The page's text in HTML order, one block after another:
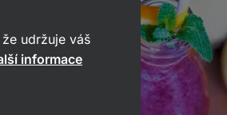
udržuje váš
informace